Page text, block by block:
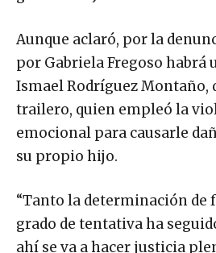
Aunque aclaró, por la
por Gabriela Fregoso habrá
Ismael Rodríguez Montaño,
trailero, quien empleó la
emocional para causarle
su propio hijo.
“Tanto la determinación de
grado de tentativa ha
ahí se va a hacer justicia